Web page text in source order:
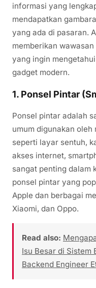
informasi yang
mendapatkan
yang ada di pasaran.
memberikan
yang ingin
gadget modern.
1. Ponsel Pintar
Ponsel pintar adalah
umum digunakan
seperti layar sentuh,
akses internet,
sangat penting dalam
ponsel pintar yang
Apple dan berbagai
Xiaomi, dan Oppo.
Read also:
Isu Besar di Sistem
Backend Engineer